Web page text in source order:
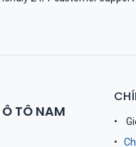
TÔ NAM